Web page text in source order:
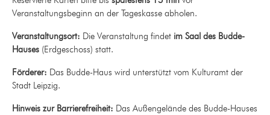
Veranstaltungsbeginn an der Tageskasse abholen.
Veranstaltungsort: Die Veranstaltung findet im Saal des Budde-
Hauses (Erdgeschoss) statt.
Förderer: Das Budde-Haus wird unterstützt vom Kulturamt der
Stadt Leipzig.
Hinweis zur Barrierefreiheit: Das Außengelände des Budde-Hauses